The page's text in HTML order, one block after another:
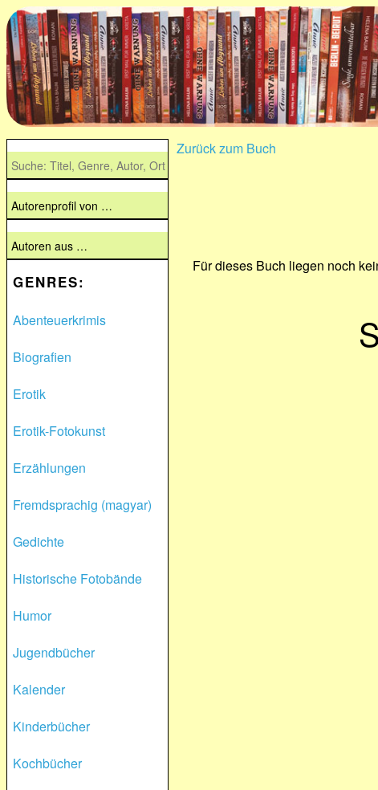
GENRES:
Abenteuerkrimis
Biografien
Erotik
Erotik-Fotokunst
Erzählungen
Fremdsprachig (magyar)
Gedichte
Historische Fotobände
Humor
Jugendbücher
Kalender
Kinderbücher
Kochbücher
Zurück zum Buch
Für dieses Buch liegen noch